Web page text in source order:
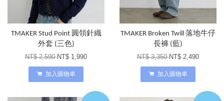
TMAKER Stud Point 圓領針織
外套 (三色)
NT$ 2,590NT$ 1,990
加入購物車
TMAKER Broken Twill 落地牛仔
長褲 (藍)
NT$ 3,350NT$ 2,490
加入購物車